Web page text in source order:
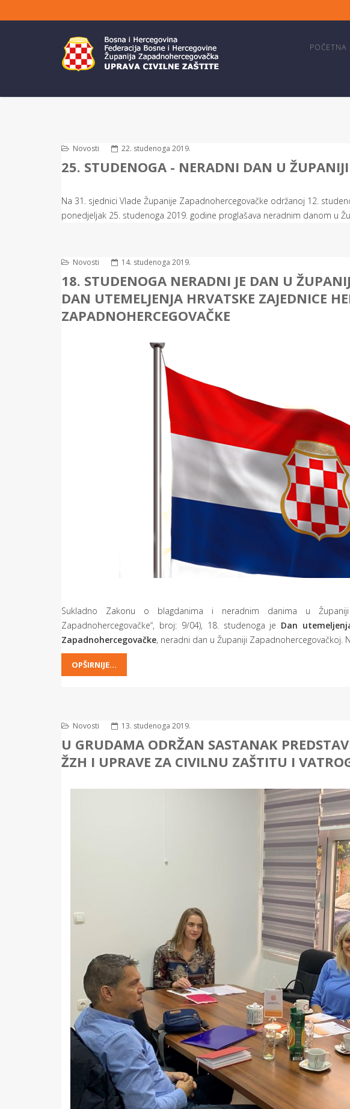
POČETNA
Novosti 22. studenoga 2019.
25. STUDENOGA - NERADNI DAN U
Na 31. sjednici Vlade Županije Zapadnohercegovačke održanoj 12.
ponedjeljak 25. studenoga 2019. godine proglašava neradnim danom u
Novosti 14. studenoga 2019.
18. STUDENOGA NERADNI JE DAN U
DAN UTEMELJENJA HRVATSKE ZAJEDNICE
ZAPADNOHERCEGOVAČKE
Sukladno Zakonu o blagdanima i neradnim danima u Županiji
Zapadnohercegovačke“, broj: 9/04), 18. studenoga je Dan
Zapadnohercegovačke, neradni dan u Županiji Zapadnohercegovačkoj.
OPŠIRNIJE...
Novosti 13. studenoga 2019.
U GRUDAMA ODRŽAN SASTANAK
ŽZH I UPRAVE ZA CIVILNU ZAŠTITU I